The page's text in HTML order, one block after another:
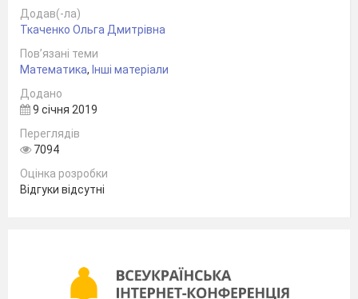
Додав(-ла)
Ткаченко Ольга Дмитрівна
Пов’язані теми
Математика, Інші матеріали
Додано
9 січня 2019
Переглядів
7094
Оцінка розробки
Відгуки відсутні